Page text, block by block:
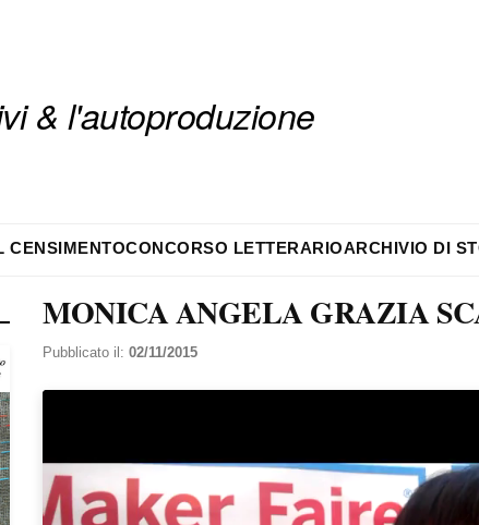
& l'autoproduzione
CENSIMENTOCONCORSO LETTERARIOARCHIVIO DI
MONICA ANGELA GRAZIA
Pubblicato il:02/11/2015